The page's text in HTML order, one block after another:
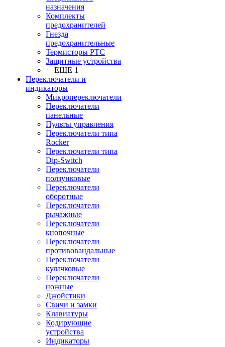
назначения
Комплекты
предохранителей
Гнезда
предохранительные
Термисторы PTC
Защитные устройства
+ ЕЩЕ 1
Переключатели и
индикаторы
Микропереключатели
Переключатели
панельные
Пульты управления
Переключатели типа
Rocker
Переключатели типа
Dip-Switch
Переключатели
ползунковые
Переключатели
оборотные
Переключатели
рычажные
Переключатели
кнопочные
Переключатели
противовандальные
Переключатели
кулачковые
Переключатели
ножные
Джойстики
Свичи и замки
Клавиатуры
Кодирующие
устройства
Индикаторы